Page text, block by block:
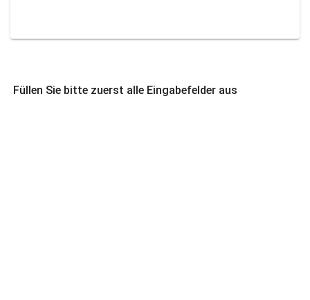
Füllen Sie bitte zuerst alle Eingabefelder aus